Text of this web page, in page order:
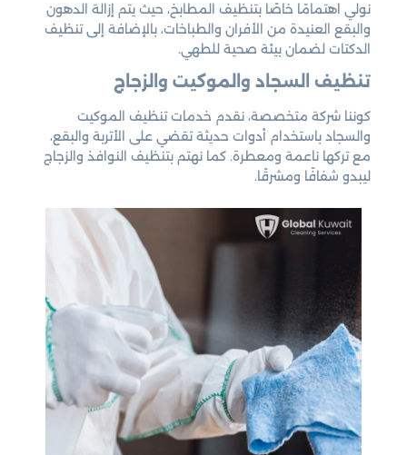
نولي اهتمامًا خاصًا بتنظيف المطابخ، حيث يتم إزالة الدهون
والبقع العنيدة من الأفران والطباخات، بالإضافة إلى تنظيف
الدكتات لضمان بيئة صحية للطهي.
تنظيف السجاد والموكيت والزجاج
كوننا شركة متخصصة، نقدم خدمات تنظيف الموكيت
والسجاد باستخدام أدوات حديثة تقضي على الأتربة والبقع،
مع تركها ناعمة ومعطرة. كما نهتم بتنظيف النوافذ والزجاج
ليبدو شفافًا ومشرقًا.